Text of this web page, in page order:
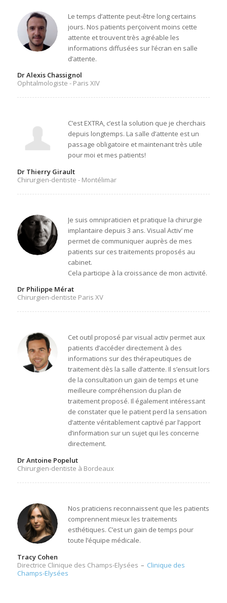
Le temps d’attente peut-être long certains
jours. Nos patients perçoivent moins cette
attente et trouvent très agréable les
informations diffusées sur l’écran en salle
d’attente.
Dr Alexis Chassignol
Ophtalmologiste - Paris XIV
C’est EXTRA, c’est la solution que je cherchais
depuis longtemps. La salle d’attente est un
passage obligatoire et maintenant très utile
pour moi et mes patients!
Dr Thierry Girault
Chirurgien-dentiste - Montélimar
Je suis omnipraticien et pratique la chirurgie
implantaire depuis 3 ans. Visual Activ’ me
permet de communiquer auprès de mes
patients sur ces traitements proposés au
cabinet.
Cela participe à la croissance de mon activité.
Dr Philippe Mérat
Chirurgien-dentiste Paris XV
Cet outil proposé par visual activ permet aux
patients d’accéder directement à des
informations sur des thérapeutiques de
traitement dès la salle d’attente. Il s’ensuit lors
de la consultation un gain de temps et une
meilleure compréhension du plan de
traitement proposé. Il également intéressant
de constater que le patient perd la sensation
d’attente véritablement captivé par l’apport
d’information sur un sujet qui les concerne
directement.
Dr Antoine Popelut
Chirurgien-dentiste à Bordeaux
Nos praticiens reconnaissent que les patients
comprennent mieux les traitements
esthétiques. C’est un gain de temps pour
toute l’équipe médicale.
Tracy Cohen
Directrice Clinique des Champs-Elysées – Clinique des
Champs-Elysées